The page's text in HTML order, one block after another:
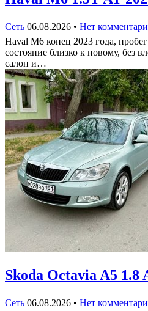
Сеть 06.08.2026 • Нет
Haval M6 конец 2023 года,
состояние близко к новому, без
салон и…
Skoda Octavia A5 1.8
Сеть 06.08.2026 • Нет